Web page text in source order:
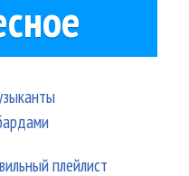
плейлист